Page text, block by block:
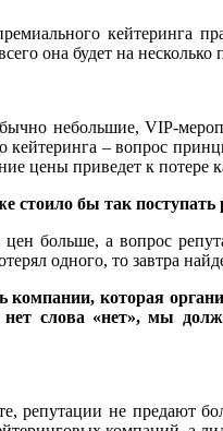
кейтеринга
она будет на несколько
небольшие, VIP-
кейтеринга – вопрос
цены приведет к потере
стоило бы так поступать
больше, а вопрос
одного, то завтра
которая
слова «нет», мы
репутации не предают